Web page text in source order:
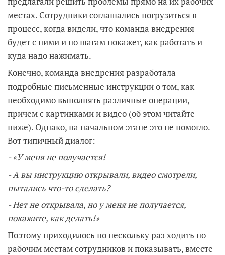
местах. Сотрудники соглашались погрузиться в
процесс, когда видели, что команда внедрения
будет с ними и по шагам покажет, как работать и
куда надо нажимать.
Конечно, команда внедрения разработала
подробные письменные инструкции о том, как
необходимо выполнять различные операции,
причем с картинками и видео (об этом читайте
ниже). Однако, на начальном этапе это не помогло.
Вот типичный диалог:
- «У меня не получается!
- А вы инструкцию открывали, видео смотрели,
пытались что-то сделать?
- Нет не открывала, но у меня не получается,
покажите, как делать!»
Поэтому приходилось по нескольку раз ходить по
рабочим местам сотрудников и показывать, вместе